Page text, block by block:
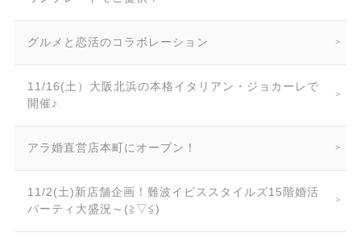
グルメと恋活のコラボレーション
11/16(土）大阪北浜の本格イタリアン・ジョカーレで
開催♪
アラ婚直営店本町にオープン！
11/2(土)新店舗企画！難波イビススタイルズ15階婚活
パーティ大盛況～(≧▽≦)